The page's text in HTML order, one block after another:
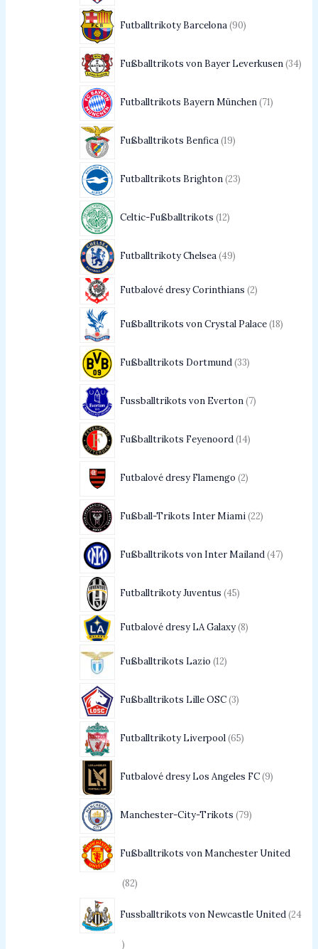
Futballtrikoty Barcelona 90
Fußballtrikots von Bayer Leverkusen 34
Futballtrikots Bayern München 71
Fußballtrikots Benfica 19
Futballtrikots Brighton 23
Celtic-Fußballtrikots 12
Futballtrikoty Chelsea 49
Futbalové dresy Corinthians 2
Fußballtrikots von Crystal Palace 18
Fußballtrikots Dortmund 33
Fussballtrikots von Everton 7
Fußballtrikots Feyenoord 14
Futbalové dresy Flamengo 2
Fußball-Trikots Inter Miami 22
Fußballtrikots von Inter Mailand 47
Futballtrikoty Juventus 45
Futbalové dresy LA Galaxy 8
Fußballtrikots Lazio 12
Fußballtrikots Lille OSC 3
Futballtrikoty Liverpool 65
Futbalové dresy Los Angeles FC 9
Manchester-City-Trikots 79
Fußballtrikots von Manchester United
82
Fussballtrikots von Newcastle United 24